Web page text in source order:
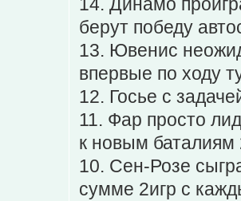
берут победу
13. Ювенис
впервые по ходу
12. Госье с
11. Фар просто
к новым баталиям
10. Сен-Розе
сумме 2игр с